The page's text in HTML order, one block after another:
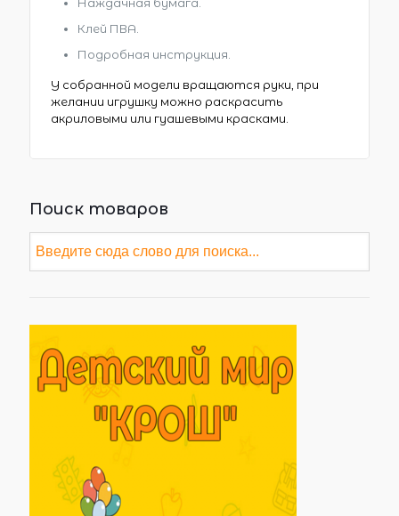
Клей ПВА.
Подробная инструкция.
У собранной модели вращаются руки, при
желании игрушку можно раскрасить
акриловыми или гуашевыми красками.
Поиск товаров